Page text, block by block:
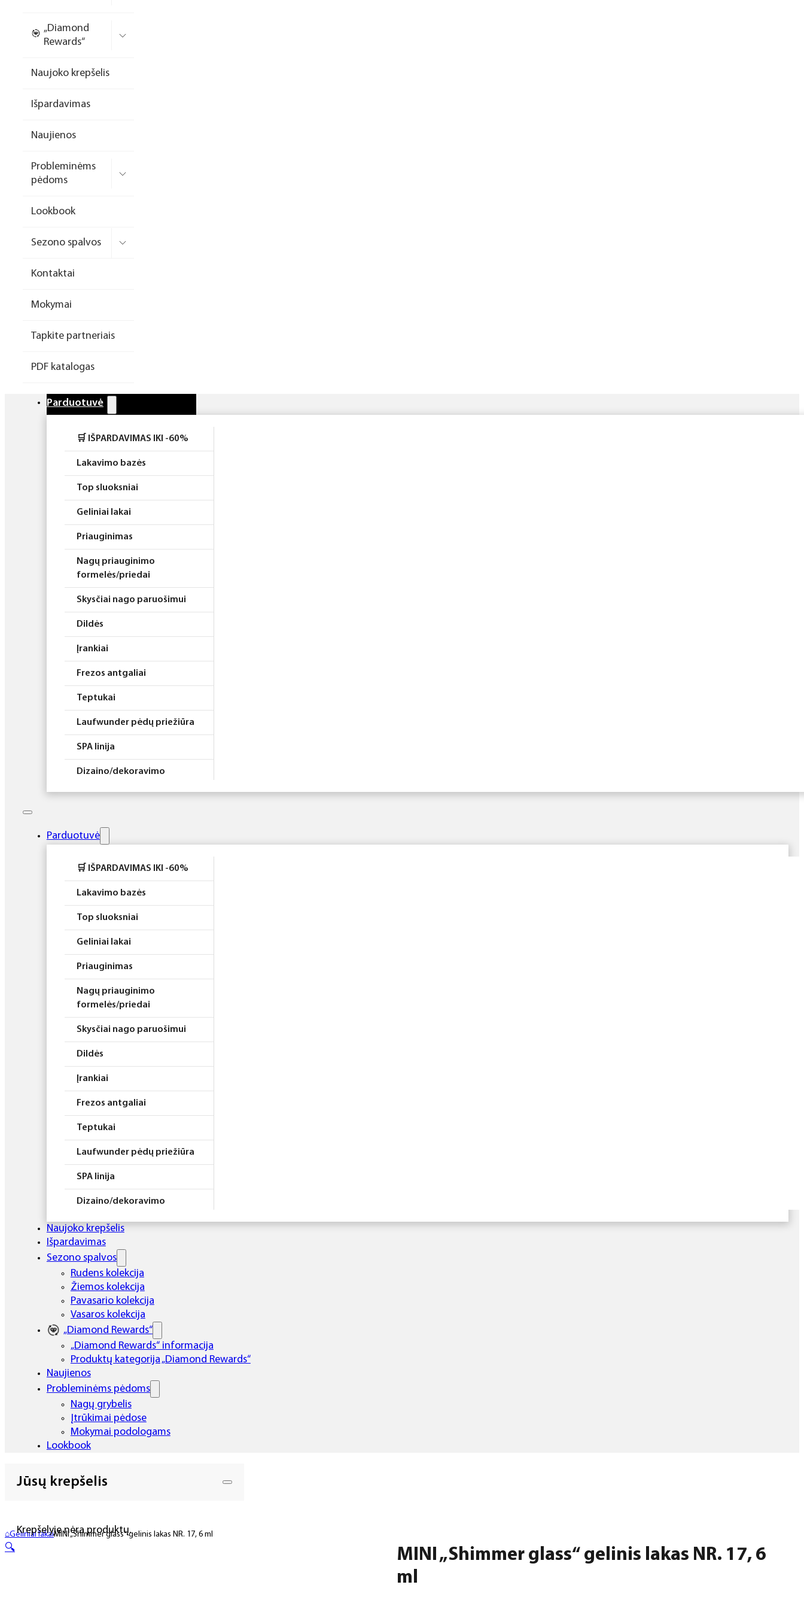
formelės/priedai
Dildės
Įrankiai
Laufwunder pėdų priežiūra
priemonės
Rinkiniai
„Diamond
Rewards“
Naujoko krepšelis
Išpardavimas
Naujienos
Probleminėms
pėdoms
Lookbook
Sezono spalvos
Kontaktai
Mokymai
Tapkite partneriais
PDF katalogas
Parduotuvė
🛒 IŠPARDAVIMAS IKI -60%
Lakavimo bazės
Top sluoksniai
Geliniai lakai
Priauginimas
Nagų priauginimo
formelės/priedai
Skysčiai nago paruošimui
Dildės
Įrankiai
Frezos antgaliai
Teptukai
Laufwunder pėdų priežiūra
SPA linija
Dizaino/dekoravimo
Higiena
Rinkiniai
Parduotuvė
🛒 IŠPARDAVIMAS IKI -60%
Lakavimo bazės
Top sluoksniai
Geliniai lakai
Priauginimas
Nagų priauginimo
formelės/priedai
Skysčiai nago paruošimui
Dildės
Įrankiai
Frezos antgaliai
Teptukai
Laufwunder pėdų priežiūra
SPA linija
Dizaino/dekoravimo
Elektros prietaisai
Higiena
Atributika
Rinkiniai
Naujoko krepšelis
Išpardavimas
Sezono spalvos
Rudens kolekcija
Žiemos kolekcija
Pavasario kolekcija
Vasaros kolekcija
„Diamond Rewards“
„Diamond Rewards“ informacija
Produktų kategorija „Diamond Rewards“
Naujienos
Probleminėms pėdoms
Nagų grybelis
Įtrūkimai pėdose
Mokymai podologams
Lookbook
Jūsų krepšelis
Krepšelyje nėra produktų.
⌂Geliniai lakaiMINI „Shimmer glass“ gelinis lakas NR. 17, 6 ml
🔍
MINI „Shimmer glass“ gelinis lakas NR. 17, 6
ml